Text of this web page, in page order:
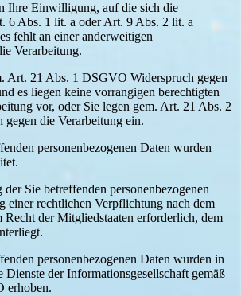
Einwilligung, auf die sich die
6 Abs. 1 lit. a oder Art. 9 Abs. 2 lit. a
fehlt an einer anderweitigen
Verarbeitung.
21 Abs. 1 DSGVO Widerspruch gegen
es liegen keine vorrangigen berechtigten
vor, oder Sie legen gem. Art. 21 Abs. 2
die Verarbeitung ein.
personenbezogenen Daten wurden
Sie betreffenden personenbezogenen
einer rechtlichen Verpflichtung nach dem
Recht der Mitgliedstaaten erforderlich, dem
personenbezogenen Daten wurden in
Dienste der Informationsgesellschaft gemäß
erhoben.